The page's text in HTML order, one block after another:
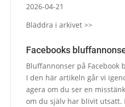
2026-04-21
Bläddra i arkivet >>
Facebooks
Bluffannonser på Facebook
I den här artikeln går vi
agera om du ser en
om du själv har blivit utsatt.